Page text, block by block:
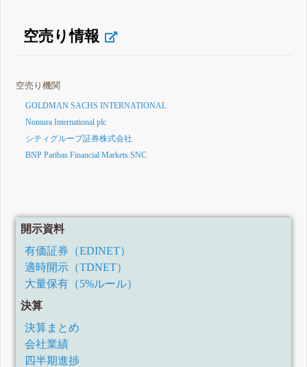
空売り情報
空売り機関
GOLDMAN SACHS INTERNATIONAL
Nomura International plc
シティグループ証券株式会社
BNP Paribas Financial Markets SNC
開示資料
有価証券（EDINET）
適時開示（TDNET）
大量保有（5%ルール）
決算
決算まとめ
会社業績
四半期進捗